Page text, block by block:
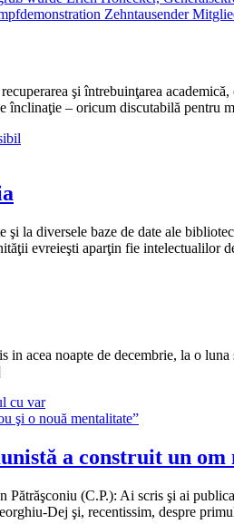
şi întrebuinţarea
înclinaţie – oricum discutabilă
la diversele baze de date ale
evreieşti aparţin fie
acea noapte de decembrie, la o
cu var
a construit un om
(C.P.): Ai scris şi ai
Dej şi, recentissim, despre